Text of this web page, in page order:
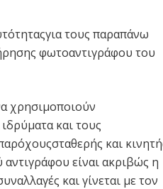
τους παραπάνω
φωτοαντιγράφου του
χρησιμοποιούν
και τους
και
είναι ακριβώς η
και γίνεται με τον